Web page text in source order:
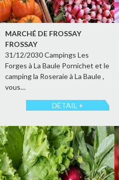
MARCHÉ DE FROSSAY
FROSSAY
31/12/2030 Campings Les
Forges à La Baule Pornichet et le
camping la Roseraie à La Baule ,
vous…
DÉTAIL +